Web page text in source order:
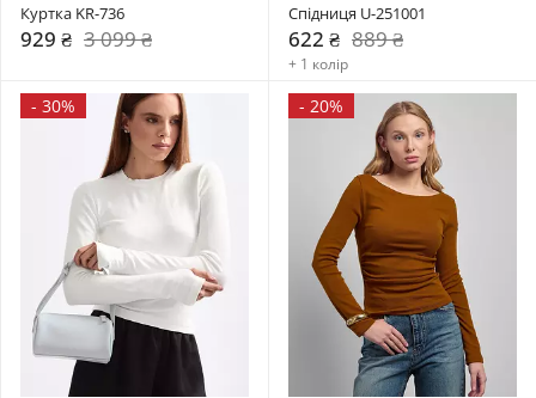
Куртка KR-736
929 ₴ 3 099 ₴
Спідниця U-251001
622 ₴ 889 ₴
+ 1 колір
- 30% - 20%